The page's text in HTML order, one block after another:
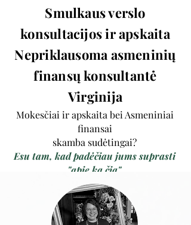
Smulkaus verslo
konsultacijos ir apskaita
Nepriklausoma asmeninių
finansų konsultantė
Virginija
Mokesčiai ir apskaita bei Asmeniniai
finansai
skamba sudėtingai?
Esu tam, kad padėčiau jums suprasti
"apie ką čia".
Viskas apie verslą, mokesčius, pinigus,
kaupimą, taupymą, finansinę laisvę...
Nuoširdžiai noriu padėti žmonėms